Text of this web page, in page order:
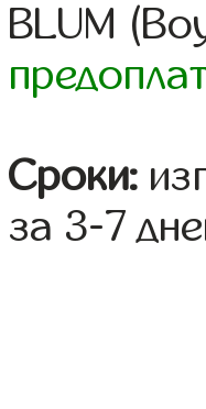
BLUM
Сроки:
за 3-7